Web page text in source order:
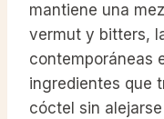
mantiene una
vermut y bitters,
contemporáneas
ingredientes que
cóctel sin